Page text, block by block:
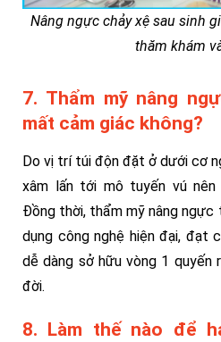
Nâng ngực chảy xệ sau sinh
thăm khám
7. Thẩm mỹ nâng
mất cảm giác không?
Do vị trí túi độn đặt ở dưới cơ
xâm lấn tới mô tuyến vú
Đồng thời, thẩm mỹ nâng ngực
dụng công nghệ hiện đại, đạt
dễ dàng sở hữu vòng 1
đời.
8. Làm thế nào để